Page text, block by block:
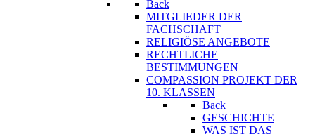
Back
MITGLIEDER DER
FACHSCHAFT
RELIGIÖSE ANGEBOTE
RECHTLICHE
BESTIMMUNGEN
COMPASSION PROJEKT DER
10. KLASSEN
Back
GESCHICHTE
WAS IST DAS